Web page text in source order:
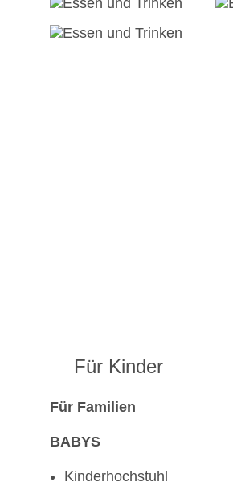
Für Kinder
Für Familien
BABYS
Kinderhochstuhl